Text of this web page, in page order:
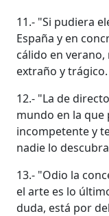
11.- "Si pudiera
España y en
cálido en
extraño y
12.- "La de
mundo en la que
incompetente y
nadie lo
13.- "Odio la
el arte es lo
duda, está por